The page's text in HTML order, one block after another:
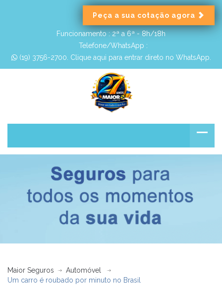
Peça a sua cotação agora
Funcionamento :2ª a 6ª - 8h/18h
Telefone/WhatsApp :
(19) 3756-2700. Clique aqui para entrar direto no WhatsApp.
Maior Seguros
Automóvel
Um carro é roubado por minuto no Brasil